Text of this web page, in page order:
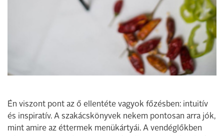
Én viszont pont az ő ellentéte vagyok főzésben: intuitív
és inspiratív. A szakácskönyvek nekem pontosan arra jók,
mint amire az éttermek menükártyái. A vendéglőkben